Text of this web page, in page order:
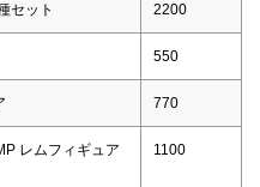
セット 2200
550
770
レムフィギュア
1100